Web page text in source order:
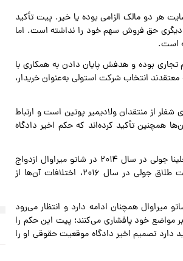
هر دو مالک الزامی بوده یا خیر. پیت تأکید
حق فروش سهم خود را نداشته است. اما
است.
بوده و هدفش پایان دادن به همکاری با
انتخاب شرکت استولی به‌عنوان خریدار،
از منتقدان ولادیمیر پوتین است و ارتباط
همچنین تأکید کرده‌اند که حکم اخیر دادگاه
این پرونده سال‌ها پس از جدایی پرتنش این زوج ادامه دارد. برد پیت و آنجلینا جولی در سال ۲۰۱۴ در شاتو میراوال ازدواج
کردند و این ملک ارزش نمادین زیادی برای هر دو داشت. پس از درخواست طلاق جولی در سال ۲۰۱۶، اختلافات آن‌ها از
مربوط به شاتو میراوال همچنان ادامه دارد و انتظار می‌رود
هر دو طرف همچنان بر مواضع خود پافشاری می‌کنند؛ پیت این حکم را
تصمیم اخیر دادگاه موقعیت حقوقی او را